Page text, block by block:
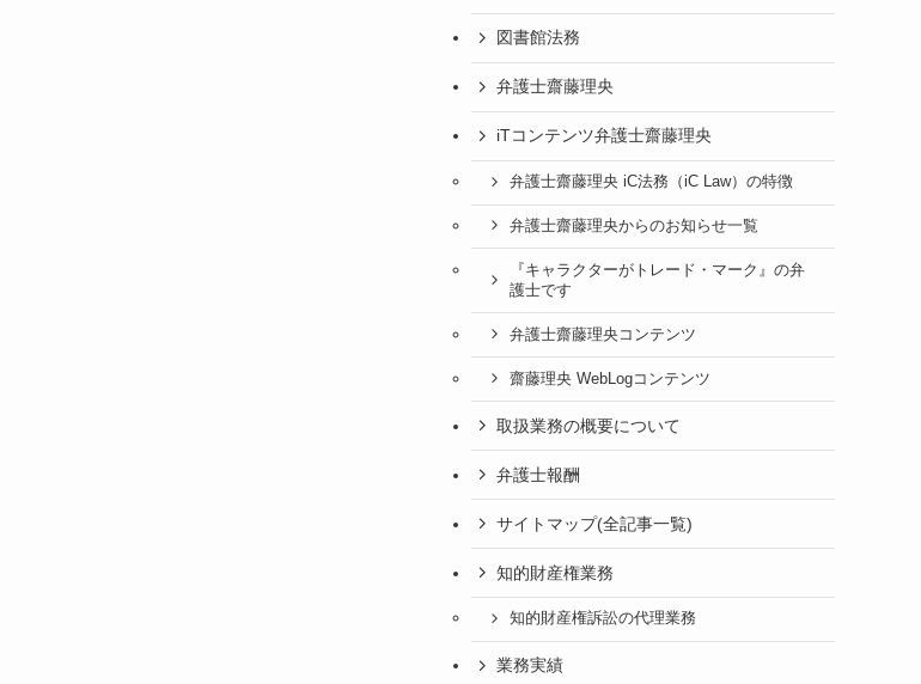
図書館法務
弁護士齋藤理央
iTコンテンツ弁護士齋藤理央
弁護士齋藤理央 iC法務（iC Law）の特徴
弁護士齋藤理央からのお知らせ一覧
『キャラクターがトレード・マーク』の弁
護士です
弁護士齋藤理央コンテンツ
齋藤理央 WebLogコンテンツ
取扱業務の概要について
弁護士報酬
サイトマップ(全記事一覧)
知的財産権業務
知的財産権訴訟の代理業務
業務実績